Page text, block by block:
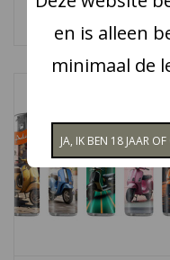
Koffie en thee
aansteker 5 X
en is alleen
minimaal de